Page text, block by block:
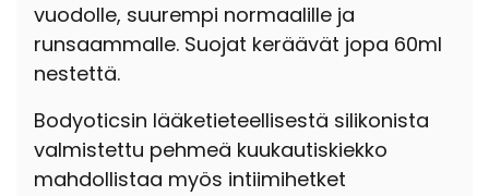
vuodolle, suurempi normaalille ja
runsaammalle. Suojat keräävät jopa 60ml
nestettä.
Bodyoticsin lääketieteellisestä silikonista
valmistettu pehmeä kuukautiskiekko
mahdollistaa myös intiimihetket